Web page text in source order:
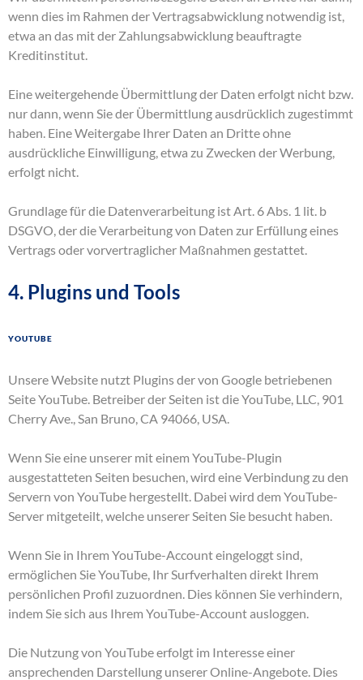
wenn dies im Rahmen der Vertragsabwicklung notwendig ist,
etwa an das mit der Zahlungsabwicklung beauftragte
Kreditinstitut.
Eine weitergehende Übermittlung der Daten erfolgt nicht bzw.
nur dann, wenn Sie der Übermittlung ausdrücklich zugestimmt
haben. Eine Weitergabe Ihrer Daten an Dritte ohne
ausdrückliche Einwilligung, etwa zu Zwecken der Werbung,
erfolgt nicht.
Grundlage für die Datenverarbeitung ist Art. 6 Abs. 1 lit. b
DSGVO, der die Verarbeitung von Daten zur Erfüllung eines
Vertrags oder vorvertraglicher Maßnahmen gestattet.
4. Plugins und Tools
YouTube
Unsere Website nutzt Plugins der von Google betriebenen
Seite YouTube. Betreiber der Seiten ist die YouTube, LLC, 901
Cherry Ave., San Bruno, CA 94066, USA.
Wenn Sie eine unserer mit einem YouTube-Plugin
ausgestatteten Seiten besuchen, wird eine Verbindung zu den
Servern von YouTube hergestellt. Dabei wird dem YouTube-
Server mitgeteilt, welche unserer Seiten Sie besucht haben.
Wenn Sie in Ihrem YouTube-Account eingeloggt sind,
ermöglichen Sie YouTube, Ihr Surfverhalten direkt Ihrem
persönlichen Profil zuzuordnen. Dies können Sie verhindern,
indem Sie sich aus Ihrem YouTube-Account ausloggen.
Die Nutzung von YouTube erfolgt im Interesse einer
ansprechenden Darstellung unserer Online-Angebote. Dies